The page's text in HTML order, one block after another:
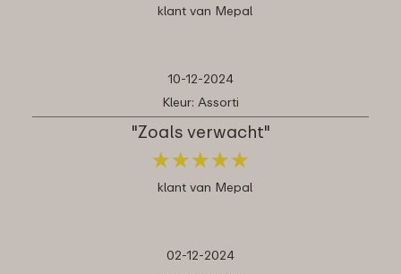
klant van Mepal
10-12-2024
Kleur: Assorti
"Zoals verwacht"
★★★★★
★★★★★
klant van Mepal
02-12-2024